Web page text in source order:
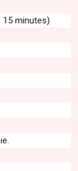
minutes)